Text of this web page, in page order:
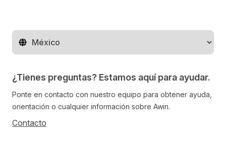
Cambiar de región
¿Tienes preguntas? Estamos aquí para ayudar.
Ponte en contacto con nuestro equipo para obtener ayuda,
orientación o cualquier información sobre Awin.
Contacto